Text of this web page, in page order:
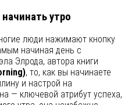
утро
люди нажимают кнопку
начиная день с
Элрода, автора книги
, то, как вы начинаете
и настрой на
— ключевой атрибут успеха,